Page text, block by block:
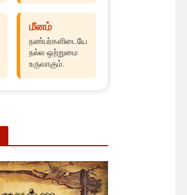
மீனம்
நண்பர்களிடையே
நல்ல ஒற்றுமை
உருவாகும்.